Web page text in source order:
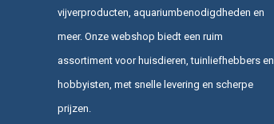
vijverproducten, aquariumbenodigdheden en
meer. Onze webshop biedt een ruim
assortiment voor huisdieren, tuinliefhebbers en
hobbyisten, met snelle levering en scherpe
prijzen.